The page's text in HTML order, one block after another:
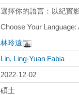
選擇你的語言：以紀實
Choose Your
林玲遠
Lin, Ling-Yuan Fabia
2022-12-02
碩士